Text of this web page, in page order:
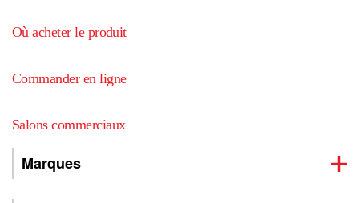
Où acheter le produit
Commander en ligne
Salons commerciaux
Marques